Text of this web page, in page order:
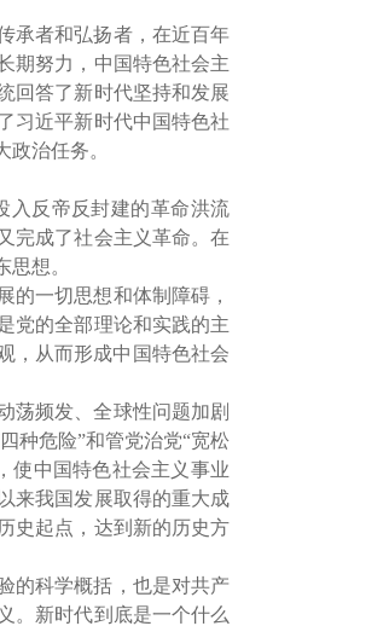
承者和弘扬者，在近百年
期努力，中国特色社会主
回答了新时代坚持和发展
习近平新时代中国特色社
治任务。
入反帝反封建的革命洪流
完成了社会主义革命。在
想。
的一切思想和体制障碍，
党的全部理论和实践的主
，从而形成中国特色社会
荡频发、全球性问题加剧
种危险”和管党治党“宽松
使中国特色社会主义事业
来我国发展取得的重大成
史起点，达到新的历史方
的科学概括，也是对共产
。新时代到底是一个什么